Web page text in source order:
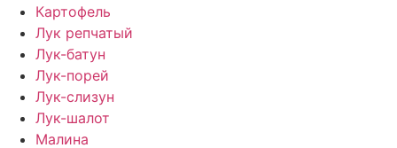
Картофель
Лук репчатый
Лук-батун
Лук-порей
Лук-слизун
Лук-шалот
Малина